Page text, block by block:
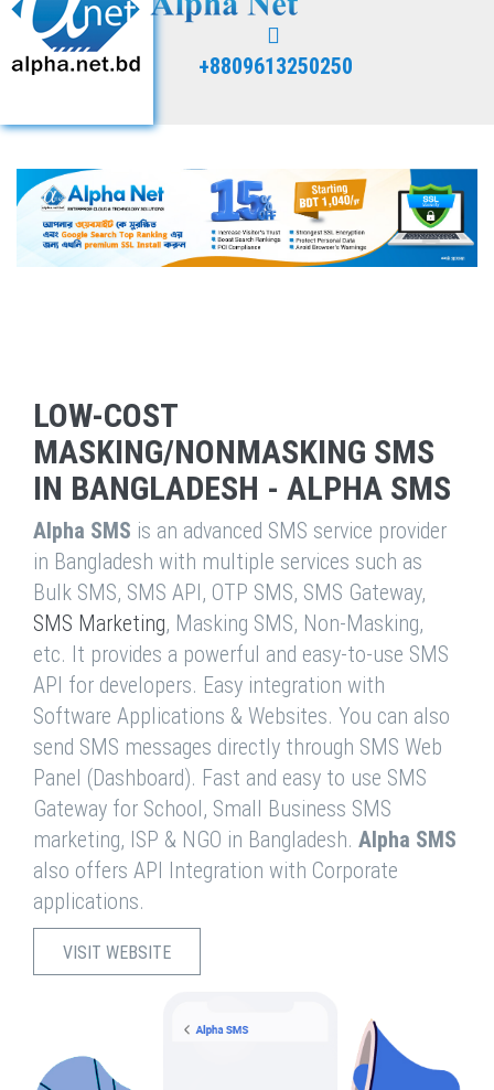
+8809613250250
LOW-COST
MASKING/NONMASKING SMS
IN BANGLADESH - ALPHA SMS
Alpha SMS is an advanced SMS service provider
in Bangladesh with multiple services such as
Bulk SMS, SMS API, OTP SMS, SMS Gateway,
SMS Marketing, Masking SMS, Non-Masking,
etc. It provides a powerful and easy-to-use SMS
API for developers. Easy integration with
Software Applications & Websites. You can also
send SMS messages directly through SMS Web
Panel (Dashboard). Fast and easy to use SMS
Gateway for School, Small Business SMS
marketing, ISP & NGO in Bangladesh. Alpha SMS
also offers API Integration with Corporate
applications.
VISIT WEBSITE